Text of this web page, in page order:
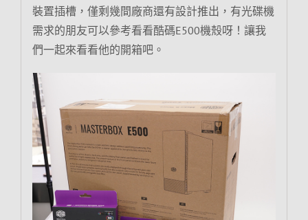
裝置插槽，僅剩幾間廠商還有設計推出，有光碟機
需求的朋友可以參考看看酷碼E500機殼呀！讓我
們一起來看看他的開箱吧。